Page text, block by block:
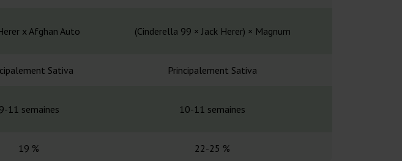
x Afghan Auto (Cinderella 99 × Jack Herer) × Magnum
Sativa Principalement Sativa
9-11 semaines 10-11 semaines
19 % 22-25 %